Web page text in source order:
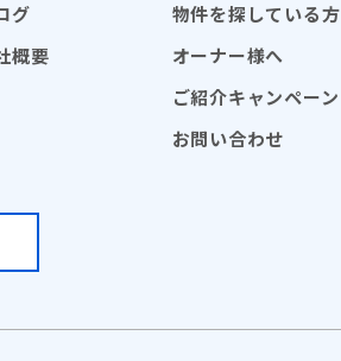
グ
概要
物件を探している方
オーナー様へ
ご紹介キャンペーン
お問い合わせ